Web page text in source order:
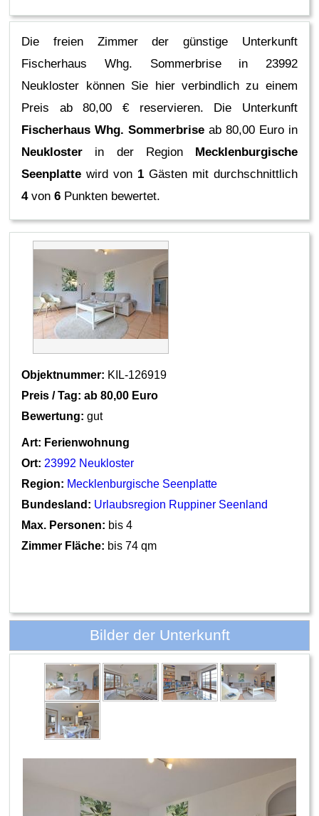
Die freien Zimmer der günstige Unterkunft
Fischerhaus Whg. Sommerbrise in 23992
Neukloster können Sie hier verbindlich zu einem
Preis ab 80,00 € reservieren. Die Unterkunft
Fischerhaus Whg. Sommerbrise ab 80,00 Euro in
Neukloster in der Region Mecklenburgische
Seenplatte wird von 1 Gästen mit durchschnittlich
4von6 Punkten bewertet.
Objektnummer: KIL-126919
Preis / Tag: ab 80,00 Euro
Bewertung: gut
Art: Ferienwohnung
Ort: 23992 Neukloster
Region: Mecklenburgische Seenplatte
Bundesland: Urlaubsregion Ruppiner Seenland
Max. Personen: bis 4
Zimmer Fläche: bis 74 qm
Bilder der Unterkunft